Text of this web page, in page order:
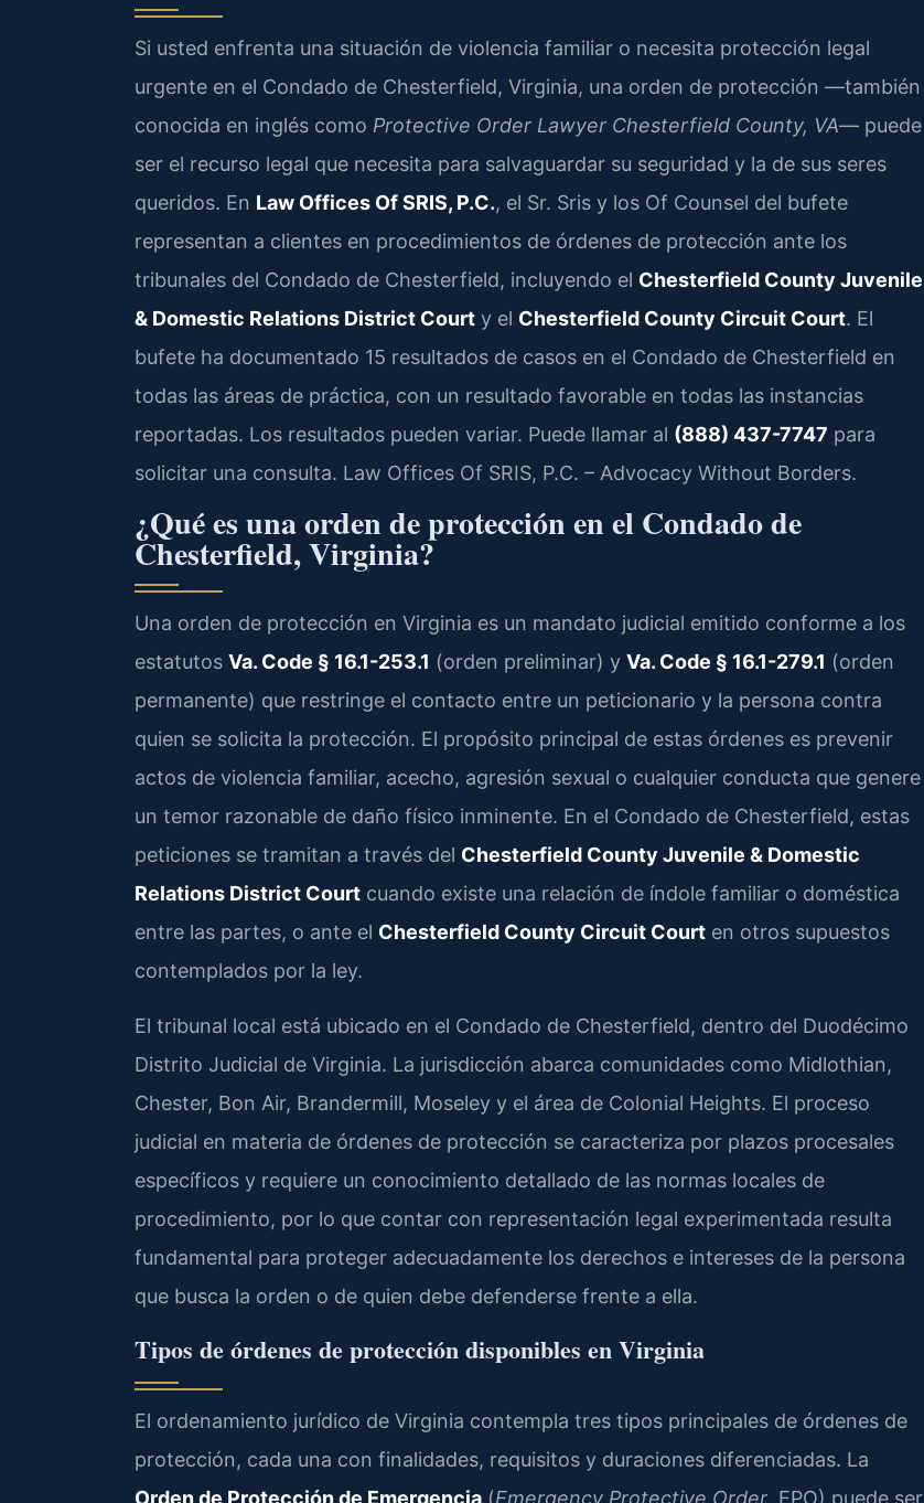
Si usted enfrenta una situación de violencia familiar o necesita protección legal
urgente en el Condado de Chesterfield, Virginia, una orden de protección —también
conocida en inglés como Protective Order Lawyer Chesterfield County, VA— puede
ser el recurso legal que necesita para salvaguardar su seguridad y la de sus seres
queridos. En Law Offices Of SRIS, P.C., el Sr. Sris y los Of Counsel del bufete
representan a clientes en procedimientos de órdenes de protección ante los
tribunales del Condado de Chesterfield, incluyendo el Chesterfield County Juvenile
& Domestic Relations District Court y el Chesterfield County Circuit Court. El
bufete ha documentado 15 resultados de casos en el Condado de Chesterfield en
todas las áreas de práctica, con un resultado favorable en todas las instancias
reportadas. Los resultados pueden variar. Puede llamar al (888) 437-7747 para
solicitar una consulta. Law Offices Of SRIS, P.C. – Advocacy Without Borders.
¿Qué es una orden de protección en el Condado de
Chesterfield, Virginia?
Una orden de protección en Virginia es un mandato judicial emitido conforme a los
estatutos Va. Code § 16.1-253.1 (orden preliminar) y Va. Code § 16.1-279.1 (orden
permanente) que restringe el contacto entre un peticionario y la persona contra
quien se solicita la protección. El propósito principal de estas órdenes es prevenir
actos de violencia familiar, acecho, agresión sexual o cualquier conducta que genere
un temor razonable de daño físico inminente. En el Condado de Chesterfield, estas
peticiones se tramitan a través del Chesterfield County Juvenile & Domestic
Relations District Court cuando existe una relación de índole familiar o doméstica
entre las partes, o ante el Chesterfield County Circuit Court en otros supuestos
contemplados por la ley.
El tribunal local está ubicado en el Condado de Chesterfield, dentro del Duodécimo
Distrito Judicial de Virginia. La jurisdicción abarca comunidades como Midlothian,
Chester, Bon Air, Brandermill, Moseley y el área de Colonial Heights. El proceso
judicial en materia de órdenes de protección se caracteriza por plazos procesales
específicos y requiere un conocimiento detallado de las normas locales de
procedimiento, por lo que contar con representación legal experimentada resulta
fundamental para proteger adecuadamente los derechos e intereses de la persona
que busca la orden o de quien debe defenderse frente a ella.
Tipos de órdenes de protección disponibles en Virginia
El ordenamiento jurídico de Virginia contempla tres tipos principales de órdenes de
protección, cada una con finalidades, requisitos y duraciones diferenciadas. La
Orden de Protección de Emergencia (Emergency Protective Order , EPO) puede ser